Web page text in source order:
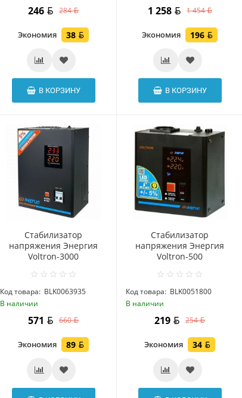
246 284
Экономия 38
В КОРЗИНУ
1 258 1 454
Экономия 196
В КОРЗИНУ
Стабилизатор
напряжения Энергия
Voltron-3000
Код товара: BLK0063935
В наличии
571 660
Экономия 89
Стабилизатор
напряжения Энергия
Voltron-500
Код товара: BLK0051800
В наличии
219 254
Экономия 34